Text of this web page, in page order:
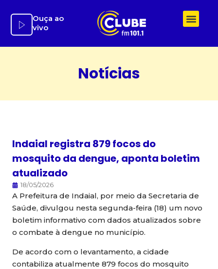
para
Ouça ao
vivo
Notícias
Indaial registra 879 focos do
mosquito da dengue, aponta boletim
atualizado
18/05/2026
A Prefeitura de Indaial, por meio da Secretaria de
Saúde, divulgou nesta segunda-feira (18) um novo
boletim informativo com dados atualizados sobre
o combate à dengue no município.
De acordo com o levantamento, a cidade
contabiliza atualmente 879 focos do mosquito